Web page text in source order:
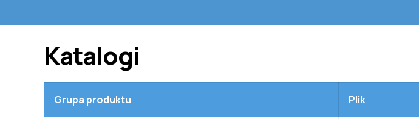
Katalogi
Grupa produktu Plik